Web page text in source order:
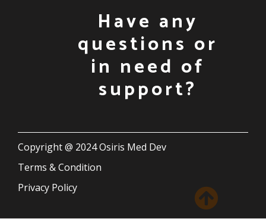
Have any
questions or
in need of
support?
Copyright @ 2024 Osiris Med Dev
Terms & Condition
Privacy Policy